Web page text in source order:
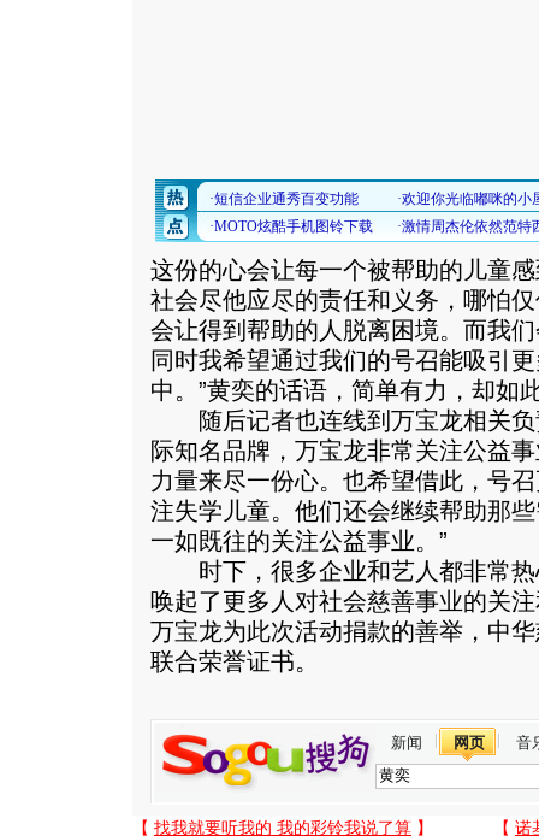
这份的心会让每一个被帮助的儿童
社会尽他应尽的责任和义务，哪怕
会让得到帮助的人脱离困境。而我
同时我希望通过我们的号召能吸引
中。”黄奕的话语，简单有力，却如
随后记者也连线到万宝龙相关负
际知名品牌，万宝龙非常关注公益
力量来尽一份心。也希望借此，号
注失学儿童。他们还会继续帮助那
一如既往的关注公益事业。”
时下，很多企业和艺人都非常热
唤起了更多人对社会慈善事业的关
万宝龙为此次活动捐款的善举，中
联合荣誉证书。
新闻 网页 音